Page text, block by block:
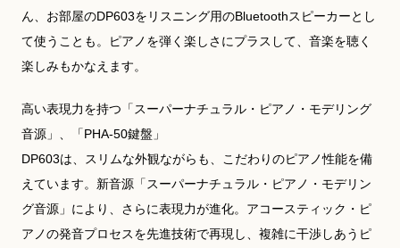
ん、お部屋のDP603をリスニング用のBluetoothスピーカーとし
て使うことも。ピアノを弾く楽しさにプラスして、音楽を聴く
楽しみもかなえます。
高い表現力を持つ「スーパーナチュラル・ピアノ・モデリング
音源」、「PHA-50鍵盤」
DP603は、スリムな外観ながらも、こだわりのピアノ性能を備
えています。新音源「スーパーナチュラル・ピアノ・モデリン
グ音源」により、さらに表現力が進化。アコースティック・ピ
アノの発音プロセスを先進技術で再現し、複雑に干渉しあうピ